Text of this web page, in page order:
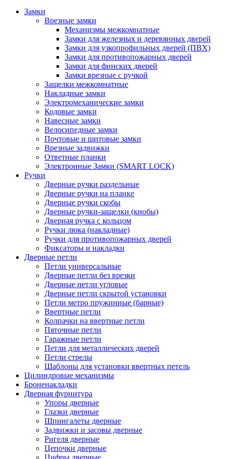
Замки
Врезные замки
Механизмы межкомнатные
Замки для железных и деревянных дверей
Замки для узкопрофильных дверей (ПВХ)
Замки для противопожарных дверей
Замки для финских дверей
Замки врезные с ручкой
Защелки межкомнатные
Накладные замки
Электромеханические замки
Кодовые замки
Навесные замки
Велосипедные замки
Почтовые и щитовые замки
Врезные задвижки
Ответные планки
Электронные Замки (SMART LOCK)
Ручки
Дверные ручки раздельные
Дверные ручки на планке
Дверные ручки скобы
Дверные ручки-защелки (кнобы)
Дверная ручка с кольцом
Ручки люка (накладные)
Ручки для противопожарных дверей
Фиксаторы и накладки
Дверные петли
Петли универсальные
Дверные петли без врезки
Дверные петли угловые
Дверные петли скрытой установки
Петли метро пружинные (барные)
Ввертные петли
Колпачки на ввертные петли
Пяточные петли
Гаражные петли
Петли для металлических дверей
Петли стрелы
Шаблоны для установки ввертных петель
Цилиндровые механизмы
Броненакладки
Дверная фурнитура
Упоры дверные
Глазки дверные
Шпингалеты дверные
Задвижки и засовы дверные
Ригеля дверные
Цепочки дверные
Цифры дверные